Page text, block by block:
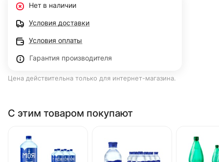
Нет в наличии
Условия доставки
Условия оплаты
Гарантия производителя
Цена действительна только для интернет-магазина.
С этим товаром покупают